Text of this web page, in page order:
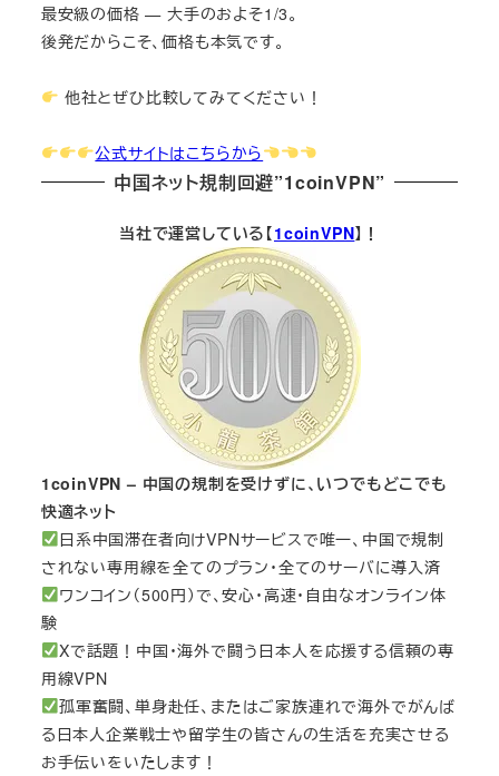
最安級の価格 — 大手のおよそ1/3。
後発だからこそ、価格も本気です。
他社とぜひ比較してみてください！
公式サイトはこちらから
中国ネット規制回避”1coinVPN”
当社で運営している【1coinVPN】！
1coinVPN – 中国の規制を受けずに、いつでもどこでも
快適ネット
日系中国滞在者向けVPNサービスで唯一、中国で規制
されない専用線を全てのプラン・全てのサーバに導入済
ワンコイン（500円）で、安心・高速・自由なオンライン体
験
Xで話題！中国・海外で闘う日本人を応援する信頼の専
用線VPN
孤軍奮闘、単身赴任、またはご家族連れで海外でがんば
る日本人企業戦士や留学生の皆さんの生活を充実させる
お手伝いをいたします！